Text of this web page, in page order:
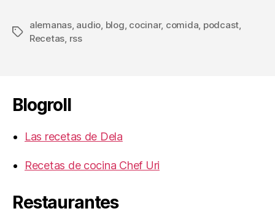
Etiquetas
alemanas, audio blog cocinar, comida podcast
Recetas rss
Blogroll
Las recetas de Dela
Recetas de cocina Chef Uri
Restaurantes